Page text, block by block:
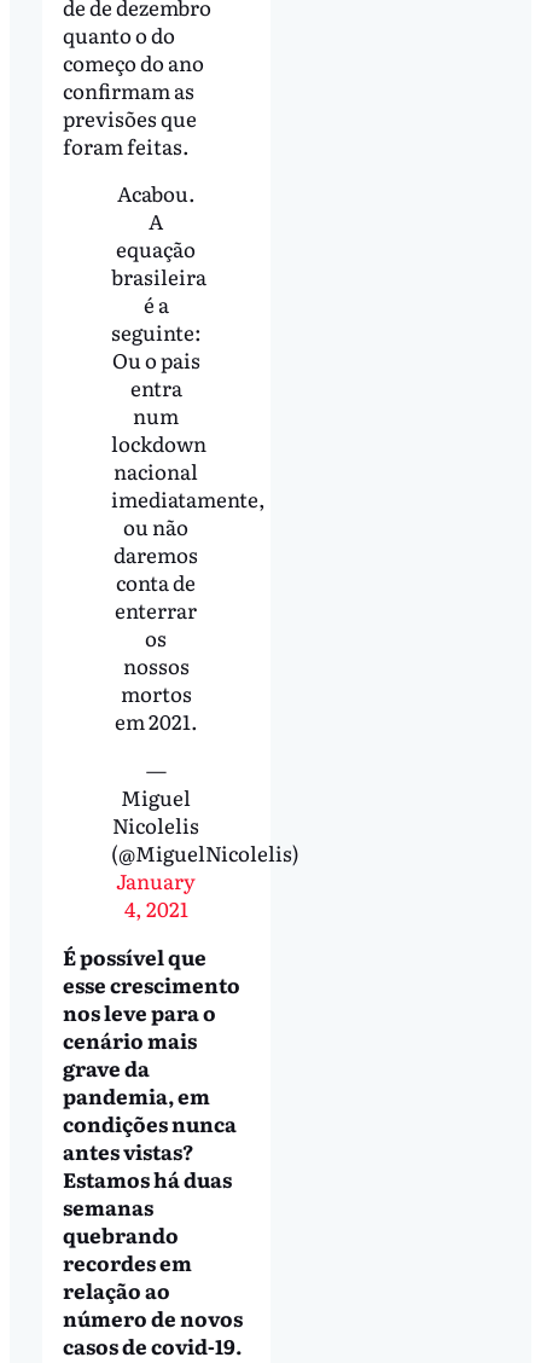
de de dezembro
quanto o do
começo do ano
confirmam as
previsões que
foram feitas.
Acabou.
A
equação
brasileira
é a
seguinte:
Ou o pais
entra
num
lockdown
nacional
imediatamente,
ou não
daremos
conta de
enterrar
os
nossos
mortos
em 2021.
—
Miguel
Nicolelis
(@MiguelNicolelis)
January
4, 2021
É possível que
esse crescimento
nos leve para o
cenário mais
grave da
pandemia, em
condições nunca
antes vistas?
Estamos há duas
semanas
quebrando
recordes em
relação ao
número de novos
casos de covid-19.